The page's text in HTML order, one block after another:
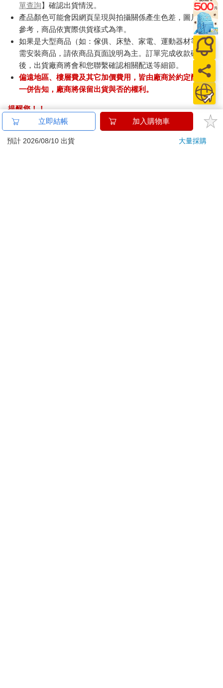
單查詢】確認出貨情況。
產品顏色可能會因網頁呈現與拍攝關係產生色差，圖片僅供
參考，商品依實際供貨樣式為準。
如果是大型商品（如：傢俱、床墊、家電、運動器材等）及
需安裝商品，請依商品頁面說明為主。訂單完成收款確認
後，出貨廠商將會和您聯繫確認相關配送等細節。
偏遠地區、樓層費及其它加價費用，皆由廠商於約定配送時
一併告知，廠商將保留出貨與否的權利。
提醒您！！
金石堂及銀行均不會請您操作ATM! 如接獲電話要求您前往
ATM提款機，請不要聽從指示，以免受騙上當！
立即結帳 加入購物車
預計 2026/08/10 出貨 大量採購